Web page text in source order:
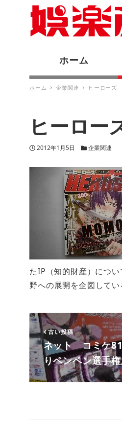
ホーム
ホーム 企業関連 ヒーローズ
ヒーロー
投稿日
2012年1月5日 カテゴリー
企業関連
たIP（知的財産）につ
野への展開を企図して
古い投稿
ネット コミケ
りペンペン選手